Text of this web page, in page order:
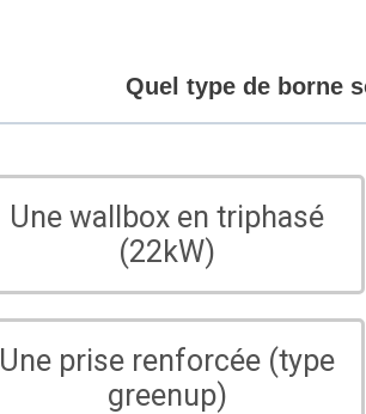
Quel type de borne
Une wallbox en triphasé
(22kW)
Une prise renforcée (type
greenup)